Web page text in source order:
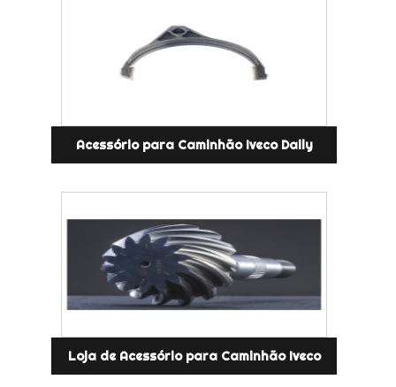
Acessório para Caminhão Iveco Daily
Loja de Acessório para Caminhão Iveco